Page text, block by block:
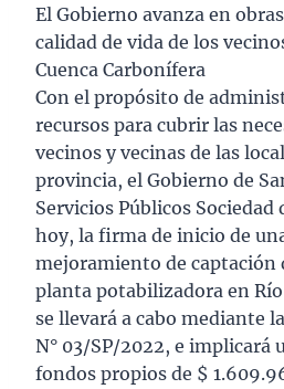
El Gobierno avanza en
calidad de vida de los
Cuenca Carbonífera
Con el propósito de
recursos para cubrir las
vecinos y vecinas de las
provincia, el Gobierno de
Servicios Públicos Sociedad
hoy, la firma de inicio de
mejoramiento de captación
planta potabilizadora en
se llevará a cabo mediante
N° 03/SP/2022, e implicará
fondos propios de $